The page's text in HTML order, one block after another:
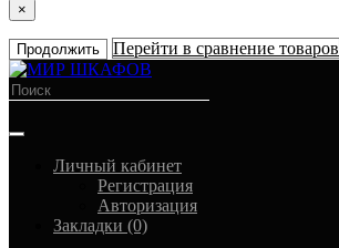
×
Продолжить Перейти в сравнение товаров
Личный кабинет
Регистрация
Авторизация
Закладки (0)